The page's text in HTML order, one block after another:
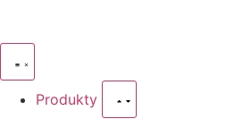
Produkty